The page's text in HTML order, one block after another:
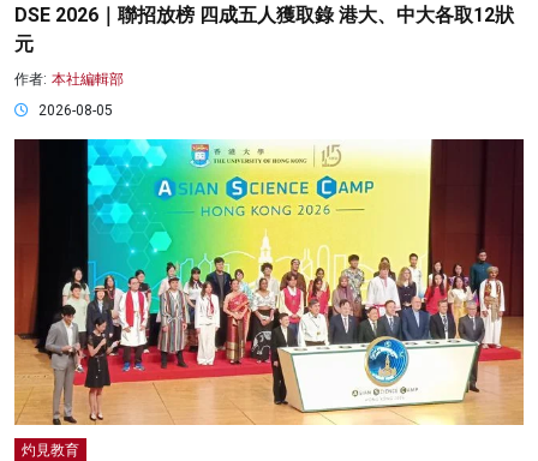
DSE 2026｜聯招放榜 四成五人獲取錄 港大、中大各取12狀
元
作者: 本社編輯部
2026-08-05
灼見教育